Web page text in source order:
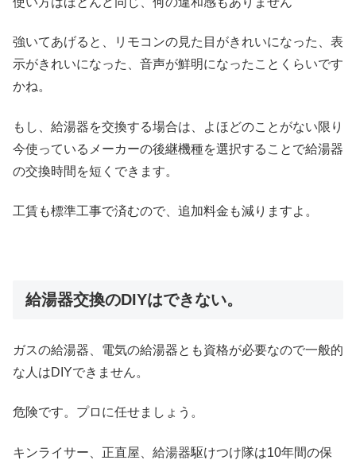
強いてあげると、リモコンの見た目がきれいになった、表
示がきれいになった、音声が鮮明になったことくらいです
かね。
もし、給湯器を交換する場合は、よほどのことがない限り
今使っているメーカーの後継機種を選択することで給湯器
の交換時間を短くできます。
工賃も標準工事で済むので、追加料金も減りますよ。
給湯器交換のDIYはできない。
ガスの給湯器、電気の給湯器とも資格が必要なので一般的
な人はDIYできません。
危険です。プロに任せましょう。
キンライサー、正直屋、給湯器駆けつけ隊は10年間の保